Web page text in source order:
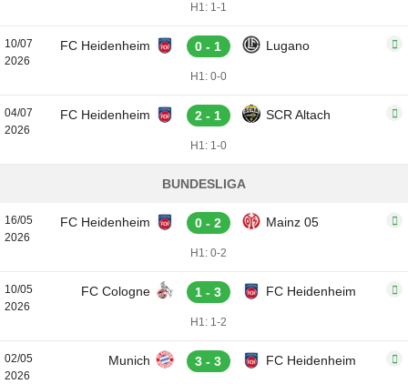
H1: 1-1
10/07
2026
FC Heidenheim 0 - 1 Lugano
H1: 0-0
04/07
2026
FC Heidenheim 2 - 1 SCR Altach
H1: 1-0
BUNDESLIGA
16/05
2026
FC Heidenheim 0 - 2 Mainz 05
H1: 0-2
10/05
2026
FC Cologne 1 - 3 FC Heidenheim
H1: 1-2
02/05
2026
Munich 3 - 3 FC Heidenheim